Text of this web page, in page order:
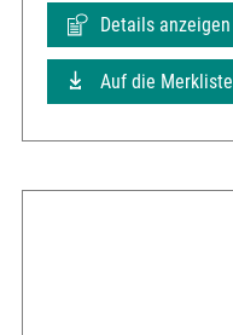
Details anzeigen
Auf die Merkliste